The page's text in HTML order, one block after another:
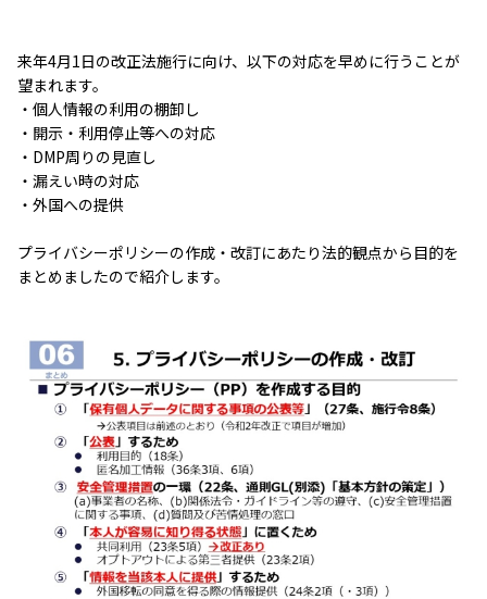
来年4月1日の改正法施行に向け、以下の対応を早めに行うことが
望まれます。
・個人情報の利用の棚卸し
・開示・利用停止等への対応
・DMP周りの見直し
・漏えい時の対応
・外国への提供
プライバシーポリシーの作成・改訂にあたり法的観点から目的を
まとめましたので紹介します。